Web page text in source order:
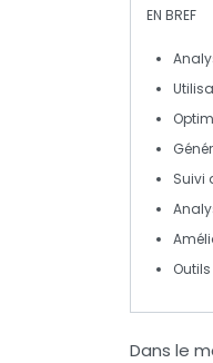
EN BREF
Suivi
Outils
Dans le